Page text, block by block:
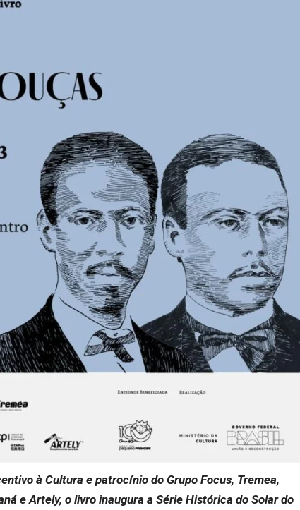
à Cultura e patrocínio do Grupo Focus, Tremea,
e Artely, o livro inaugura a Série Histórica do Solar do